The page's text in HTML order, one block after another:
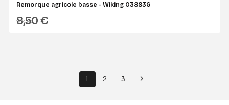
Remorque agricole basse - Wiking 038836
WIKING
8,50 €
1 2 3 